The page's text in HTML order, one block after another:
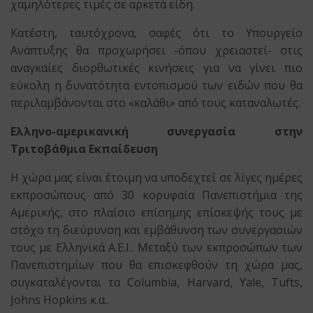
χαμηλότερες τιμές σε αρκετά είδη.
Κατέστη, ταυτόχρονα, σαφές ότι το Υπουργείο
Ανάπτυξης θα προχωρήσει -όπου χρειαστεί- στις
αναγκαίες διορθωτικές κινήσεις για να γίνει πιο
εύκολη η δυνατότητα εντοπισμού των ειδών που θα
περιλαμβάνονται στο «καλάθι» από τους καταναλωτές.
Ελληνο-αμερικανική συνεργασία στην
Τριτοβάθμια Εκπαίδευση
Η χώρα μας είναι έτοιμη να υποδεχτεί σε λίγες ημέρες
εκπροσώπους από 30 κορυφαία Πανεπιστήμια της
Αμερικής, στο πλαίσιο επίσημης επίσκεψής τους με
στόχο τη διεύρυνση και εμβάθυνση των συνεργασιών
τους με Ελληνικά Α.Ε.Ι.. Μεταξύ των εκπροσώπων των
Πανεπιστημίων που θα επισκεφθούν τη χώρα μας,
συγκαταλέγονται τα Columbia, Harvard, Yale, Tufts,
Johns Hopkins κ.α..